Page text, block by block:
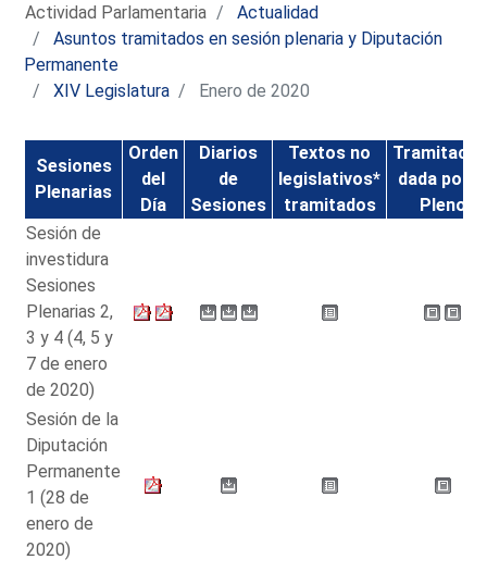
Actividad Parlamentaria
Actualidad
Asuntos tramitados en sesión plenaria y Diputación
Permanente
XIV Legislatura
Enero de 2020
Sesiones
Plenarias
Orden
del
Día
Diarios
de
Sesiones
Textos no
legislativos*
tramitados
dada por el
Pleno
Sesión de
investidura
Sesiones
Plenarias 2,
3 y 4 (4, 5 y
7 de enero
de 2020)
Sesión de la
Diputación
Permanente
1 (28 de
enero de
2020)